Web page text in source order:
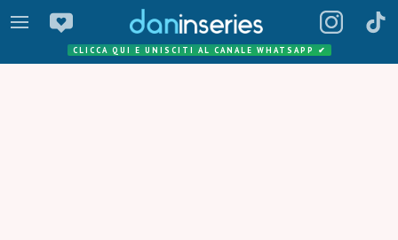
CLICCA QUI E UNISCITI AL CANALE WHATSAPP ✔